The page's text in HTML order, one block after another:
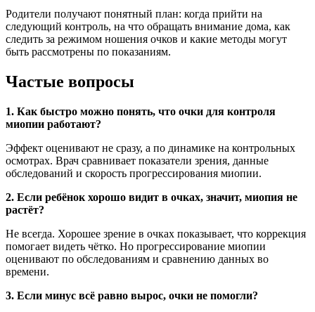
Родители получают понятный план: когда прийти на
следующий контроль, на что обращать внимание дома, как
следить за режимом ношения очков и какие методы могут
быть рассмотрены по показаниям.
Частые вопросы
1. Как быстро можно понять, что очки для контроля
миопии работают?
Эффект оценивают не сразу, а по динамике на контрольных
осмотрах. Врач сравнивает показатели зрения, данные
обследований и скорость прогрессирования миопии.
2. Если ребёнок хорошо видит в очках, значит, миопия не
растёт?
Не всегда. Хорошее зрение в очках показывает, что коррекция
помогает видеть чётко. Но прогрессирование миопии
оценивают по обследованиям и сравнению данных во
времени.
3. Если минус всё равно вырос, очки не помогли?